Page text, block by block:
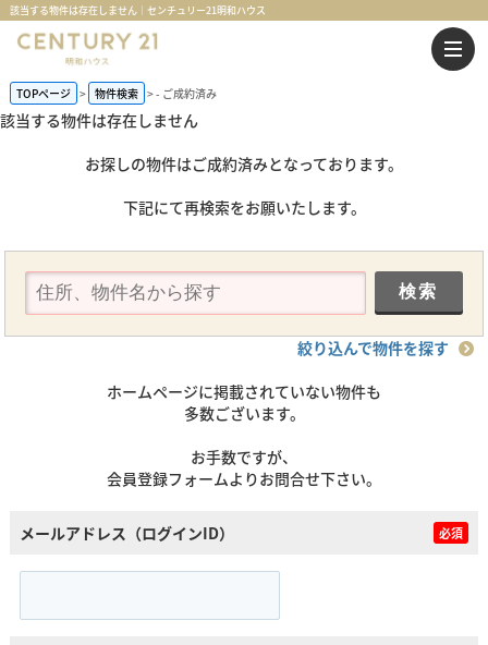
該当する物件は存在しません｜センチュリー21明和ハウス
TOPページ 物件検索 - ご成約済み
該当する物件は存在しません
お探しの物件はご成約済みとなっております。
下記にて再検索をお願いたします。
絞り込んで物件を探す
ホームページに掲載されていない物件も
多数ございます。
お手数ですが、
会員登録フォームよりお問合せ下さい。
メールアドレス（ログインID） 必須